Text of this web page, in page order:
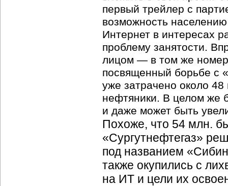
первый трейлер с
возможность
Интернет в интересах
проблему занятости.
лицом — в том же
посвященный борьбе с
уже затрачено около
нефтяники. В целом же
и даже может быть
Похоже, что 54 млн.
«Сургутнефтегаз»
под названием
также окупились с
на ИТ и цели их